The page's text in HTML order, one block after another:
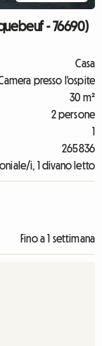
- 76690)
Casa
presso l'ospite
30 m²
2 persone
1
265836
i, 1 divano letto
Fino a 1 settimana